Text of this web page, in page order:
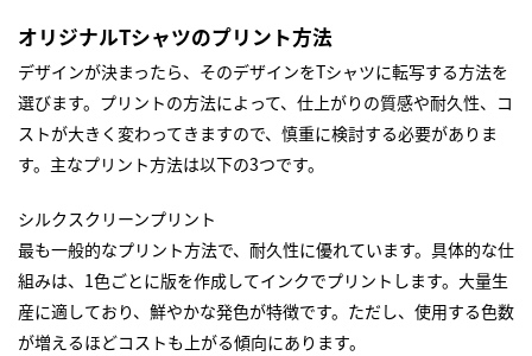
オリジナルTシャツのプリント方法
デザインが決まったら、そのデザインをTシャツに転写する方法を
選びます。プリントの方法によって、仕上がりの質感や耐久性、コ
ストが大きく変わってきますので、慎重に検討する必要がありま
す。主なプリント方法は以下の3つです。
シルクスクリーンプリント
最も一般的なプリント方法で、耐久性に優れています。具体的な仕
組みは、1色ごとに版を作成してインクでプリントします。大量生
産に適しており、鮮やかな発色が特徴です。ただし、使用する色数
が増えるほどコストも上がる傾向にあります。